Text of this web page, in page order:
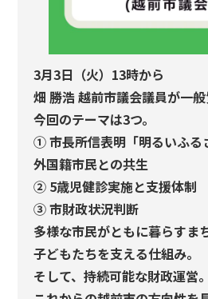
3月3日（火）13時から
畑 勝浩 越前市議会議員が一
今回のテーマは3つ。
① 市長所信表明「明るいふる
外国籍市民との共生
② 5歳児健診実施と支援体制
③ 市財政状況判断
多様な市民がともに暮らすま
子どもたちを支える仕組み。
そして、持続可能な財政運営。